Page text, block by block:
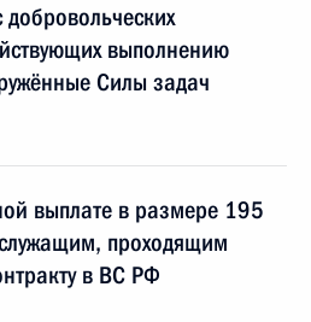
выполнению
Силы задач
выплате в размере 195
проходящим
в ВС РФ